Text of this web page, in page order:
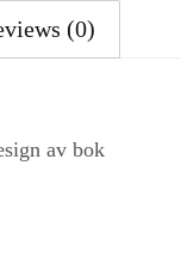
(0)
av bok